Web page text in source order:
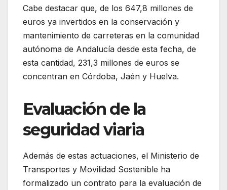
Cabe destacar que, de los 647,8 millones de
euros ya invertidos en la conservación y
mantenimiento de carreteras en la comunidad
autónoma de Andalucía desde esta fecha, de
esta cantidad, 231,3 millones de euros se
concentran en Córdoba, Jaén y Huelva.
Evaluación de la
seguridad viaria
Además de estas actuaciones, el Ministerio de
Transportes y Movilidad Sostenible ha
formalizado un contrato para la evaluación de